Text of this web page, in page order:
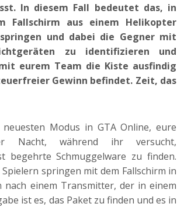
In diesem Fall bedeutet das, in
aus einem Helikopter
und dabei die Gegner mit
zu identifizieren und
eurem Team die Kiste ausfindig
Gewinn befindet. Zeit, das
Modus in GTA Online, eure
Nacht, während ihr versucht,
begehrte Schmuggelware zu finden.
springen mit dem Fallschirm in
nach einem Transmitter, der in einem
ist es, das Paket zu finden und es in